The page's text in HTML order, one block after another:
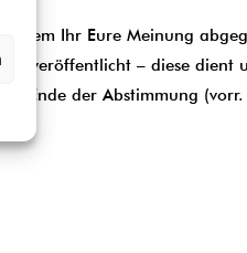
Ihr Eure Meinung
veröffentlicht – diese dient
Ende der Abstimmung